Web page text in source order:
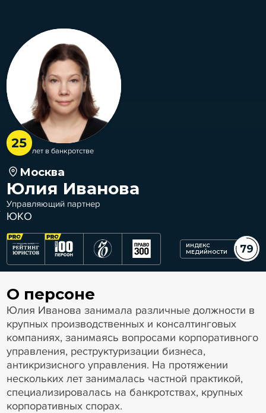
25
лет в банкротстве
Москва
Юлия Иванова
Управляющий партнер
ЮКО
ИНДЕКС
МЕДИЙНОСТИ
79
О персоне
Юлия Иванова занимала различные должности в
крупных производственных и консалтинговых
компаниях, занимаясь вопросами корпоративного
управления, реструктуризации бизнеса,
антикризисного управления. На протяжении
нескольких лет занималась частной практикой,
специализировалась на банкротствах, крупных
корпоративных спорах.